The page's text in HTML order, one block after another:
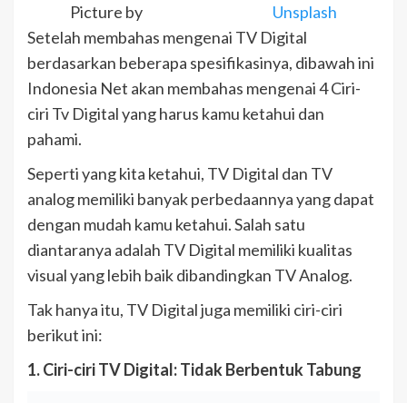
Picture by
Unsplash
Setelah membahas mengenai TV Digital
berdasarkan beberapa spesifikasinya, dibawah ini
Indonesia Net akan membahas mengenai 4 Ciri-
ciri Tv Digital yang harus kamu ketahui dan
pahami.
Seperti yang kita ketahui, TV Digital dan TV
analog memiliki banyak perbedaannya yang dapat
dengan mudah kamu ketahui. Salah satu
diantaranya adalah TV Digital memiliki kualitas
visual yang lebih baik dibandingkan TV Analog.
Tak hanya itu, TV Digital juga memiliki ciri-ciri
berikut ini:
1. Ciri-ciri TV Digital: Tidak Berbentuk Tabung